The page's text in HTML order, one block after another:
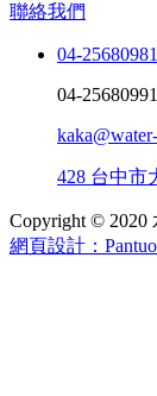
聯絡我們
04-25680981
04-25680991
428 台中市
Copyright © 2020
網頁設計：Pantuo